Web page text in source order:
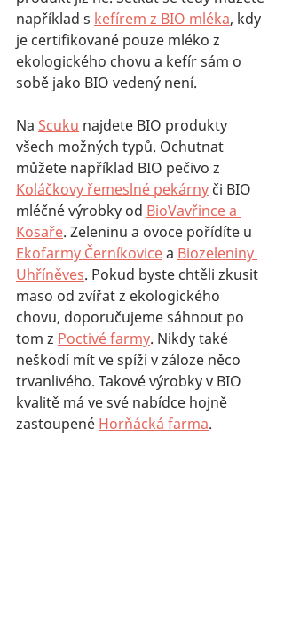
například s kefírem z BIO mléka, kdy
je certifikované pouze mléko z
ekologického chovu a kefír sám o
sobě jako BIO vedený není.
Na Scuku najdete BIO produkty
všech možných typů. Ochutnat
můžete například BIO pečivo z
Koláčkovy řemeslné pekárny či BIO
mléčné výrobky od BioVavřince a
Kosaře. Zeleninu a ovoce pořídíte u
Ekofarmy Černíkovice a Biozeleniny
Uhříněves. Pokud byste chtěli zkusit
maso od zvířat z ekologického
chovu, doporučujeme sáhnout po
tom z Poctivé farmy. Nikdy také
neškodí mít ve spíži v záloze něco
trvanlivého. Takové výrobky v BIO
kvalitě má ve své nabídce hojně
zastoupené Horňácká farma.